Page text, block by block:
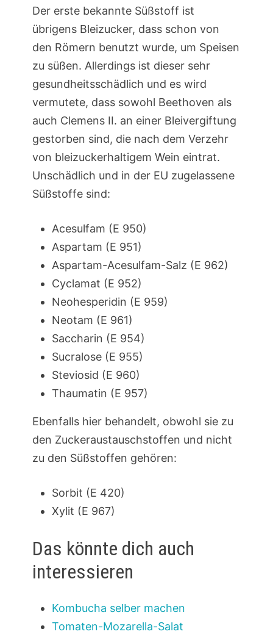
Der erste bekannte Süßstoff ist
übrigens Bleizucker, dass schon von
den Römern benutzt wurde, um Speisen
zu süßen. Allerdings ist dieser sehr
gesundheitsschädlich und es wird
vermutete, dass sowohl Beethoven als
auch Clemens II. an einer Bleivergiftung
gestorben sind, die nach dem Verzehr
von bleizuckerhaltigem Wein eintrat.
Unschädlich und in der EU zugelassene
Süßstoffe sind:
Acesulfam (E 950)
Aspartam (E 951)
Aspartam-Acesulfam-Salz (E 962)
Cyclamat (E 952)
Neohesperidin (E 959)
Neotam (E 961)
Saccharin (E 954)
Sucralose (E 955)
Steviosid (E 960)
Thaumatin (E 957)
Ebenfalls hier behandelt, obwohl sie zu
den Zuckeraustauschstoffen und nicht
zu den Süßstoffen gehören:
Sorbit (E 420)
Xylit (E 967)
Das könnte dich auch
interessieren
Kombucha selber machen
Tomaten-Mozarella-Salat